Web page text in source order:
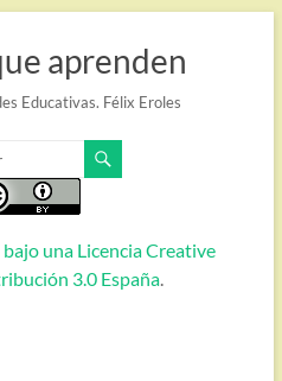
aprenden
Educativas. Félix Eroles
una Licencia Creative
3.0 España.